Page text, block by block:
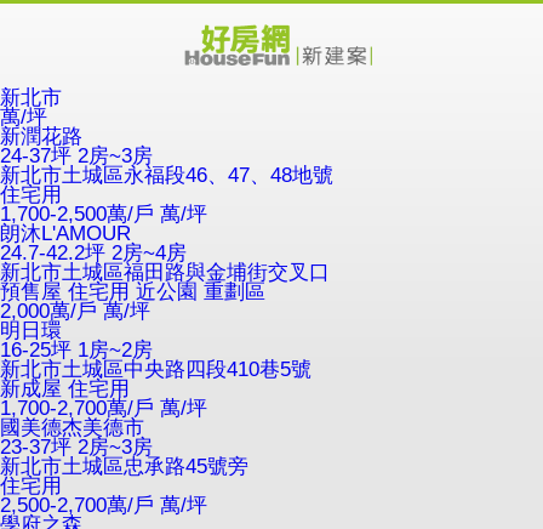
新北市
萬/坪
新潤花路
24-37坪 2房~3房
新北市土城區永福段46、47、48地號
住宅用
1,700-2,500萬/戶 萬/坪
朗沐L'AMOUR
24.7-42.2坪 2房~4房
新北市土城區福田路與金埔街交叉口
預售屋 住宅用 近公園 重劃區
2,000萬/戶 萬/坪
明日環
16-25坪 1房~2房
新北市土城區中央路四段410巷5號
新成屋 住宅用
1,700-2,700萬/戶 萬/坪
國美德杰美德市
23-37坪 2房~3房
新北市土城區忠承路45號旁
住宅用
2,500-2,700萬/戶 萬/坪
學府之森